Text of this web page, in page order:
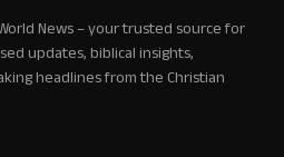
News – your trusted source for
updates, biblical insights,
headlines from the Christian